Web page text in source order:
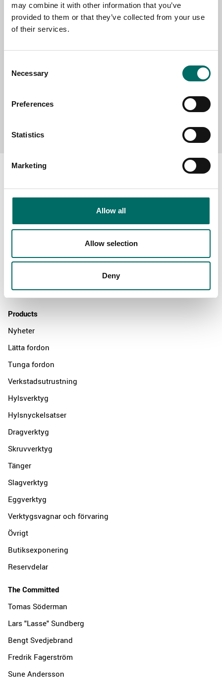
may combine it with other information that you’ve
provided to them or that they’ve collected from your use
of their services.
Selection
Necessary
Preferences
Statistics
Marketing
Allow all
Allow selection
Deny
Swedish quality
The Kamasa Tools warranty
News
Contact us
Products
Nyheter
Lätta fordon
Tunga fordon
Verkstadsutrustning
Hylsverktyg
Hylsnyckelsatser
Dragverktyg
Skruvverktyg
Tänger
Slagverktyg
Eggverktyg
Verktygsvagnar och förvaring
Övrigt
Butiksexponering
Reservdelar
The Committed
Tomas Söderman
Lars "Lasse" Sundberg
Bengt Svedjebrand
Fredrik Fagerström
Sune Andersson